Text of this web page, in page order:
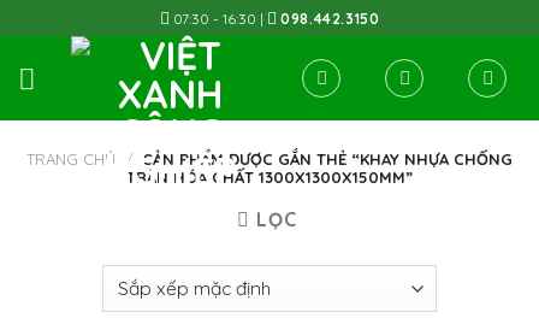
to
content
07:30 - 16:30 | 098.442.3150
TRANG CHỦ / SẢN PHẨM ĐƯỢC GẮN THẺ “KHAY NHỰA CHỐNG
TRÀN HÓA CHẤT 1300X1300X150MM”
LỌC